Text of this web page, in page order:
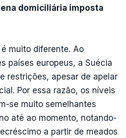
domiciliária imposta
muito diferente. Ao
países europeus, a Suécia
restrições, apesar de apelar
Por essa razão, os níveis
se muito semelhantes
até ao momento, notando-
a partir de meados